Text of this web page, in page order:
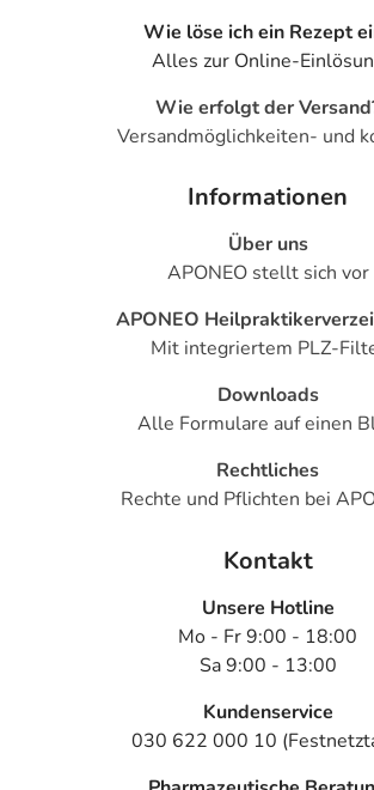
Wie löse ich ein Rezept
Alles zur Online-
Wie erfolgt der
Versandmöglichkeiten- und
Informationen
Über uns
APONEO stellt sich vor
APONEO
Mit integriertem PLZ-
Downloads
Alle Formulare auf einen
Rechtliches
Rechte und Pflichten bei
Kontakt
Unsere Hotline
Mo - Fr 9:00 - 18:00
Sa 9:00 - 13:00
Kundenservice
030 622 000 10